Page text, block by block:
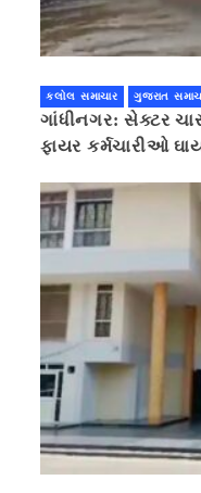
કલોલ સમાચાર ગુજરાત
ગાંધીનગર: સેક્ટર
ફાયર કર્મચારીઓ